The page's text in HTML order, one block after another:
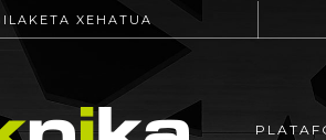
XEHATUA